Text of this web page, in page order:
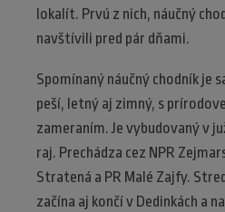
lokalít. Prvú z nich, náučný
navštívili pred pár dňami.
Spomínaný náučný chodník je
peší, letný aj zimný, s
zameraním. Je vybudovaný v
raj. Prechádza cez NPR
Stratená a PR Malé Zajfy.
začína aj končí v Dedinkách a